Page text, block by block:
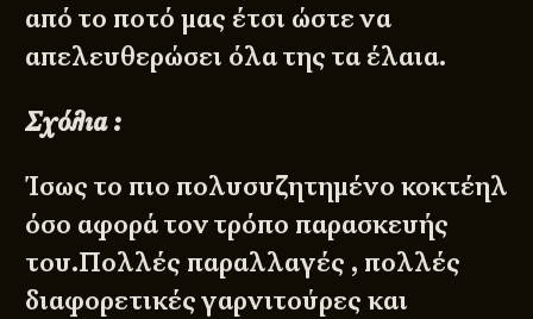
από το ποτό μας έτσι ώστε να
απελευθερώσει όλα της τα έλαια.
Σχόλια :
Ίσως το πιο πολυσυζητημένο κοκτέηλ
όσο αφορά τον τρόπο παρασκευής
του.Πολλές παραλλαγές , πολλές
διαφορετικές γαρνιτούρες και